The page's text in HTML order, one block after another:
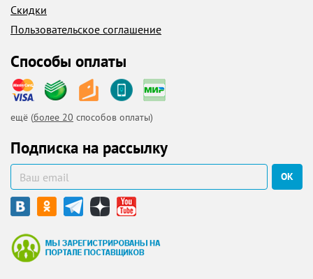
Скидки
Пользовательское соглашение
Способы оплаты
ещё (более 20 способов оплаты)
Подписка на рассылку
ОК